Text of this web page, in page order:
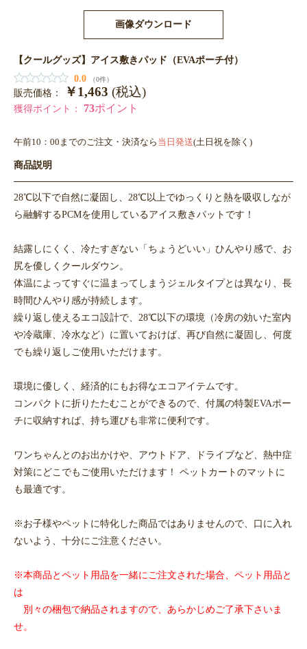
画像ダウンロード
【クールグッズ】アイス敷きパッド（EVAポーチ付）
0.0
（0件）
販売価格： ￥1,463 (税込)
獲得ポイント： 73ポイント
午前10：00までのご注文・決済なら 当日発送(土日祝を除く)
商品説明
28℃以下で自然に凝固し、28℃以上でゆっくりと熱を吸収しなが
ら融解するPCMを使用しているアイス敷きパットです！
結露しにくく、冷たすぎない「ちょうどいい」ひんやり感で、お
尻を優しくクールダウン。
体温によってすぐに温まってしまうジェルタイプとは異なり、長
時間ひんやり感が持続します。
繰り返し使えるエコ設計で、28℃以下の環境（冷房の効いた室内
や冷蔵庫、冷水など）に置いておけば、再び自然に凝固し、何度
でも繰り返しご使用いただけます。
環境に優しく、経済的にもお得なエコアイテムです。
コンパクトに折りたたむことができるので、付属の特製EVAポー
チに収納すれば、持ち運びも非常に便利です。
ワンちゃんとのお出かけや、アウトドア、ドライブなど、熱中症
対策にどこでもご使用いただけます！ ペットカートのマットに
も最適です。
※お子様やペットに特化した商品ではありませんので、口に入れ
ないよう、十分にご注意ください。
※本商品とペット用品を一緒にご注文された場合、ペット用品と
は
別々の梱包で納品されますので、あらかじめご了承下さいま
せ。